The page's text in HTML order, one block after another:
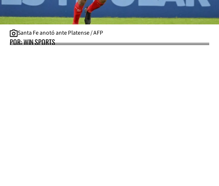
Santa Fe anotó ante Platense / AFP
POR: WIN SPORTS